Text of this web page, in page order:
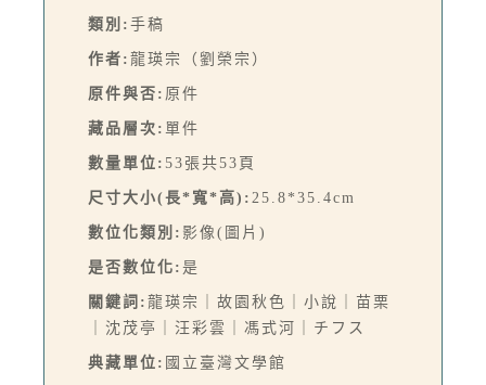
類別: 手稿
作者: 龍瑛宗（劉榮宗）
原件與否: 原件
藏品層次: 單件
數量單位: 53張共53頁
尺寸大小(長*寬*高): 25.8*35.4cm
數位化類別: 影像(圖片)
是否數位化: 是
關鍵詞: 龍瑛宗｜故園秋色｜小說｜苗栗
｜沈茂亭｜汪彩雲｜馮式河｜チフス
典藏單位: 國立臺灣文學館